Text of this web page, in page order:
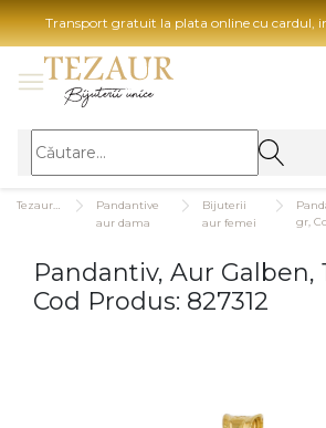
Transport gratuit la plata online cu cardul,
BIJUTERII
BIJUTERII FEMEI
Inele
Bratari
Pandantive
aur dama
Bijuterii
aur femei
gr,
Pandantiv, Aur Galben,
Cod Produs: 827312